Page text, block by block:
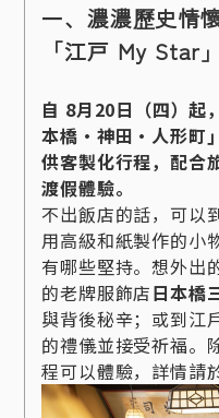
一、濃濃歷史情
「江戸 My Star」
自 8月20日（四）起
本橋・神田・人形町
供客製化行程，配合
渡假體驗。
不出飯店的話，可以
用高級和紙製作的小
有哪些堅持。想外出
的老牌服飾店日本橋
與背後秘辛；或到江
的禮儀並接受祈福。
程可以體驗，詳情請